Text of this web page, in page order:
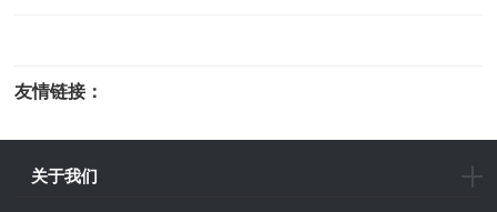
友情链接：
关于我们